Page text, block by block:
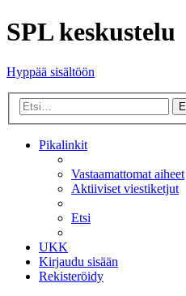
SPL keskustelu
Hyppää sisältöön
Pikalinkit
Vastaamattomat aiheet
Aktiiviset viestiketjut
Etsi
UKK
Kirjaudu sisään
Rekisteröidy